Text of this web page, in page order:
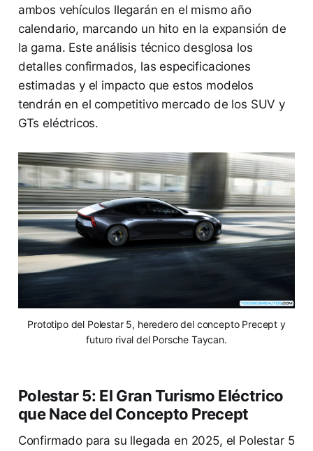
ambos vehículos llegarán en el mismo año
calendario, marcando un hito en la expansión de
la gama. Este análisis técnico desglosa los
detalles confirmados, las especificaciones
estimadas y el impacto que estos modelos
tendrán en el competitivo mercado de los SUV y
GTs eléctricos.
Prototipo del Polestar 5, heredero del concepto Precept y
futuro rival del Porsche Taycan.
Polestar 5: El Gran Turismo Eléctrico
que Nace del Concepto Precept
Confirmado para su llegada en 2025, el Polestar 5